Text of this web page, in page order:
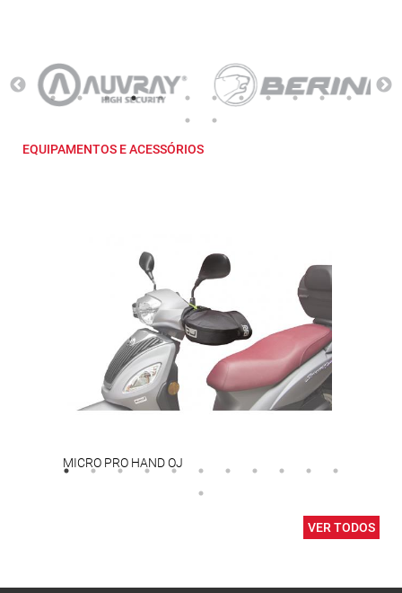
EQUIPAMENTOS E ACESSÓRIOS
MICRO PRO HAND OJ
VER TODOS